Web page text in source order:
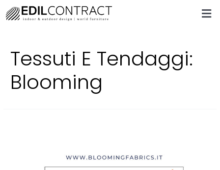
Tessuti E Tendaggi:
Blooming